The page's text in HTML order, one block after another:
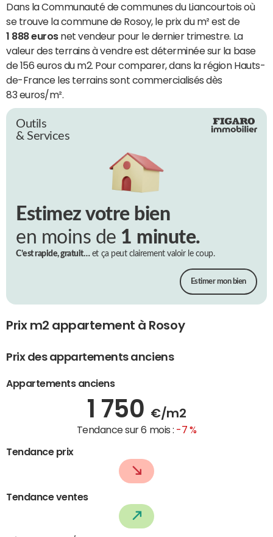
Dans la Communauté de communes du Liancourtois où
se trouve la commune de Rosoy, le prix du m² est de
1 888 eurosnet vendeur pour le dernier trimestre. La
valeur des terrains à vendre est déterminée sur la base
de 156 euros du m2. Pour comparer, dans la région Hauts-
de-France les terrains sont commercialisés dès
83 euros/m².
Outils
& Services
Estimez votre bien
en moins de 1 minute.
C’est rapide, gratuit…et ça peut clairement valoir le coup.
Estimer mon bien
Prix m2 appartement à Rosoy
Prix des appartements anciens
Appartements anciens
1 750 €/m2
Tendance sur 6 mois : -7 %
Tendance prix
Tendance ventes